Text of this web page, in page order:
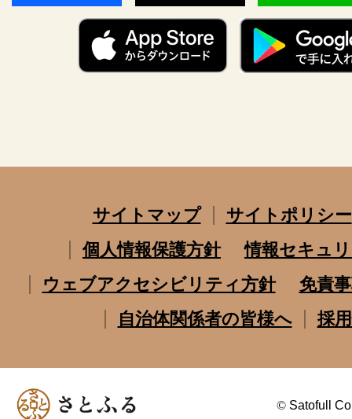
サイトマップ
サイトポリシー
個人情報保護方針
情報セキュ
ウェブアクセシビリティ方針
免責
自治体関係者の皆様へ
採
© Satofull